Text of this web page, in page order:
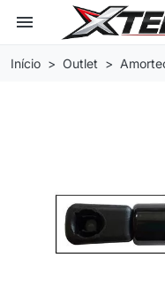
menu
Início Outlet